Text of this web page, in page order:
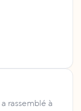
rassemblé à